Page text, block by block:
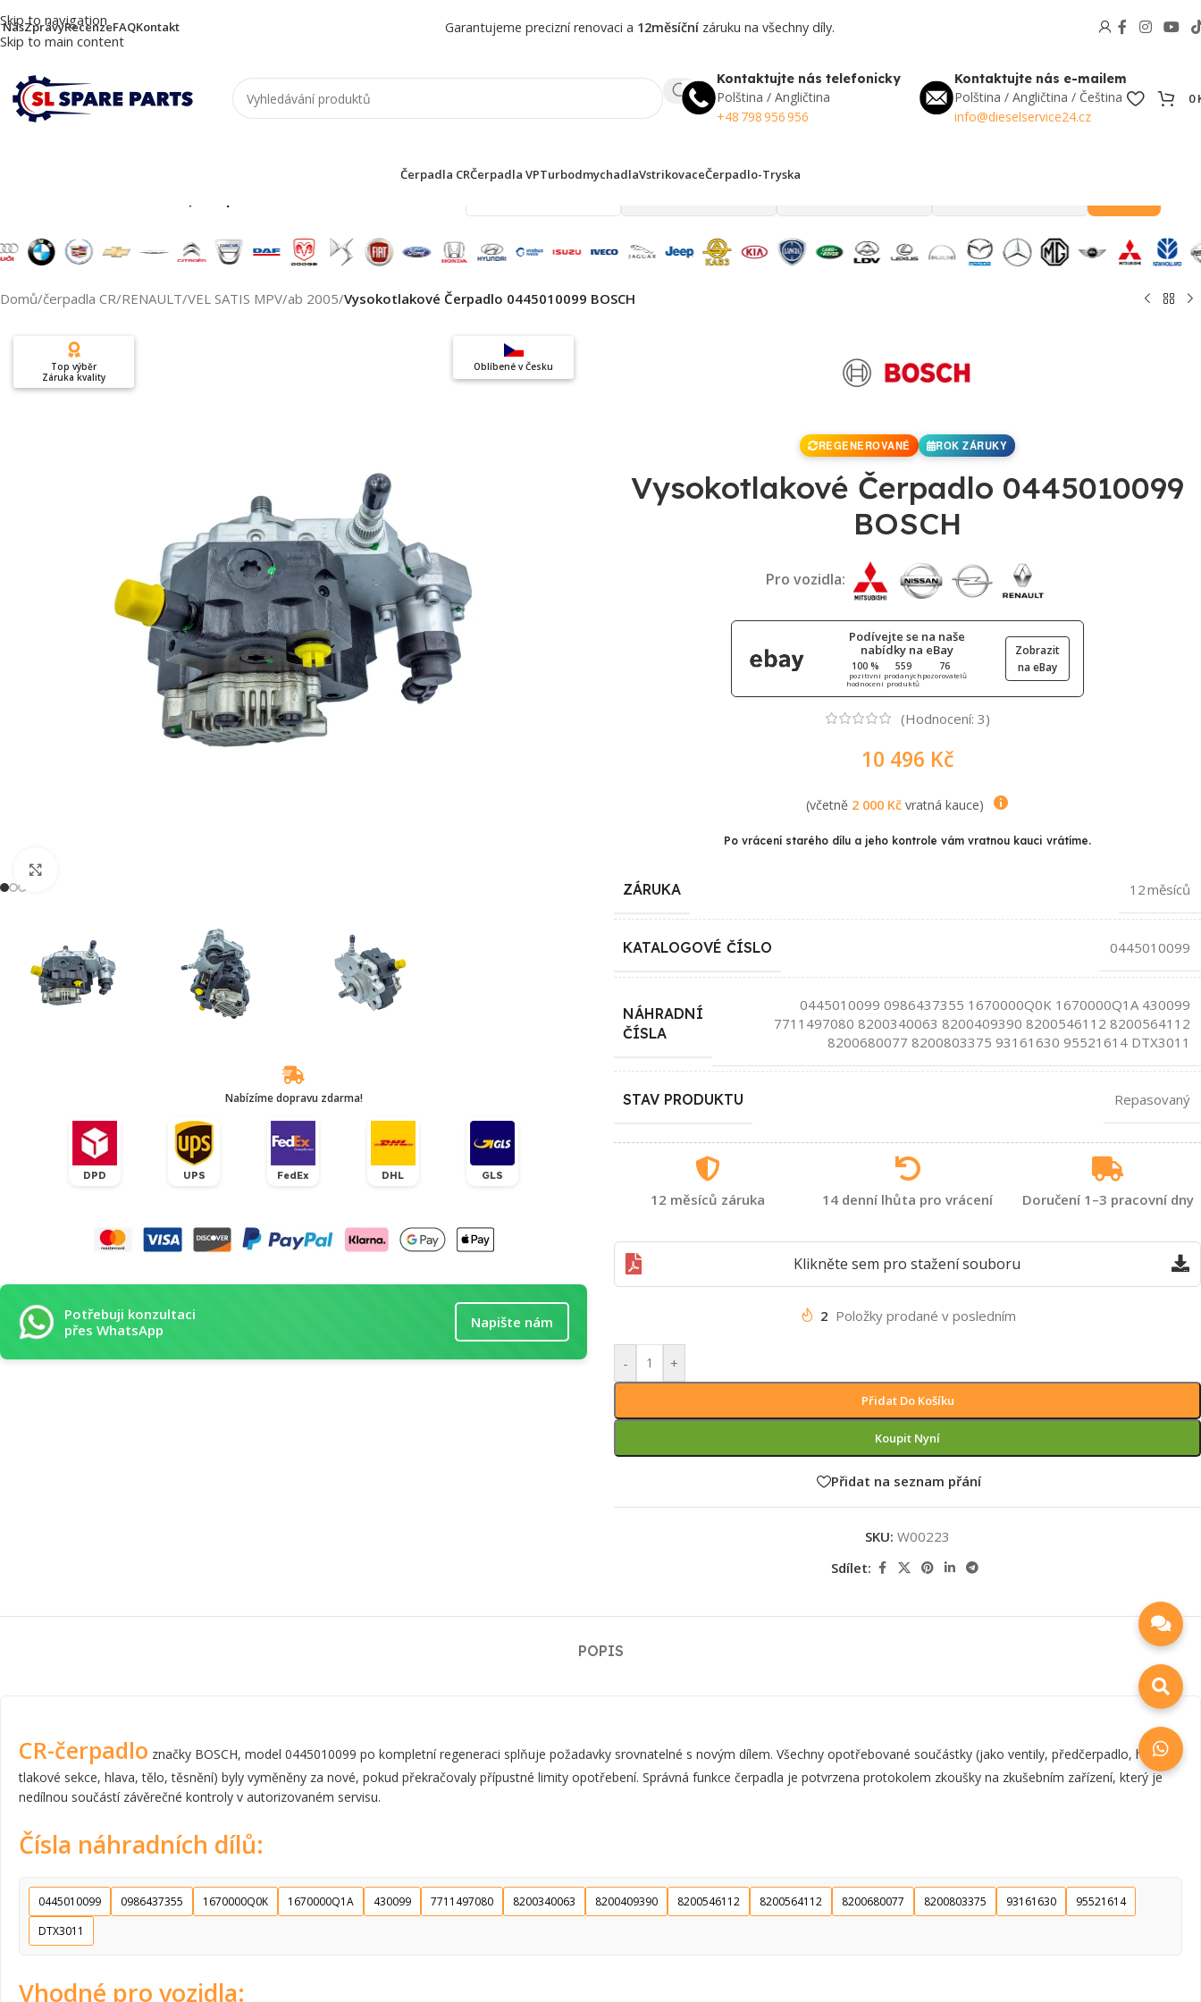
Skip to navigation
Skip to main content
NásZprávyRecenzeFAQKontakt Garantujeme precizní renovaci a 12měsíčnízáruku na všechny díly.
Kontaktujte nás telefonicky
Polština / Angličtina
+48 798 956 956
Kontaktujte nás e-mailem
Polština / Angličtina / Čeština
info@dieselservice24.cz
0
Čerpadla CRČerpadla VPTurbodmychadlaVstrikovaceČerpadlo-Tryska
Domů/čerpadla CR/RENAULT/VEL SATIS MPV/ab 2005/Vysokotlakové Čerpadlo 0445010099 BOSCH
Oblíbené v Česku
Top výběr
Záruka kvality
Nabízíme dopravu zdarma!
DPD UPS FedEx DHL GLS
Potřebuji konzultaci
přes WhatsApp
Napište nám
REGENEROVANÉ ROK ZÁRUKY
Vysokotlakové Čerpadlo 0445010099
BOSCH
Pro vozidla:
Podívejte se na naše
nabídky na eBay
100 %
pozitivní
hodnocení
559
prodaných
produktů
76
pozorovatelů
Zobrazit
na eBay
(Hodnocení: 3)
10 496 Kč
(včetně 2 000 Kčvratná kauce)
Po vrácení starého dílu a jeho kontrole vám vratnou kauci vrátíme.
ZÁRUKA 12 měsíců
KATALOGOVÉ ČÍSLO 0445010099
NÁHRADNÍ
ČÍSLA
0445010099 0986437355 1670000Q0K 1670000Q1A 430099
7711497080 8200340063 8200409390 8200546112 8200564112
8200680077 8200803375 93161630 95521614 DTX3011
STAV PRODUKTU Repasovaný
12 měsíců záruka 14 denní lhůta pro vrácení Doručení 1–3 pracovní dny
Klikněte sem pro stažení souboru
2 Položky prodané v posledním
- +
Přidat Do Košíku
Koupit Nyní
Přidat na seznam přání
SKU: W00223
Sdílet:
POPIS
CR-čerpadlo značky BOSCH, model 0445010099 po kompletní regeneraci splňuje požadavky srovnatelné s novým dílem. Všechny opotřebované součástky (jako ventily, předčerpadlo, hřídel,
tlakové sekce, hlava, tělo, těsnění) byly vyměněny za nové, pokud překračovaly přípustné limity opotřebení. Správná funkce čerpadla je potvrzena protokolem zkoušky na zkušebním zařízení, který je
nedílnou součástí závěrečné kontroly v autorizovaném servisu.
Čísla náhradních dílů:
0445010099 0986437355 1670000Q0K 1670000Q1A 430099 7711497080 8200340063 8200409390 8200546112 8200564112 8200680077 8200803375 93161630
95521614
DTX3011
Vhodné pro vozidla: